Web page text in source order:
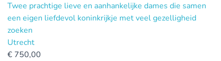
Twee prachtige lieve en aanhankelijke dames die samen
een eigen liefdevol koninkrijkje met veel gezelligheid
zoeken
Utrecht
€ 750,00